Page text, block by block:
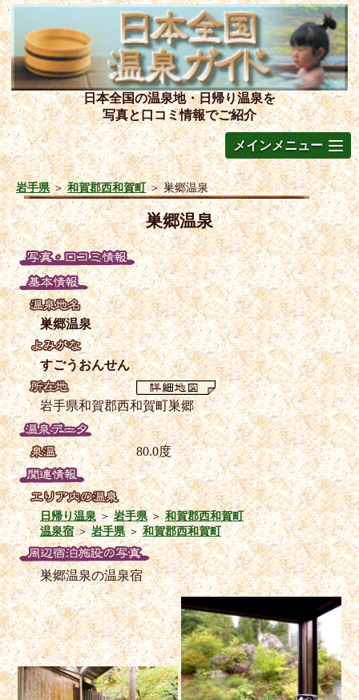
日本全国の温泉地・日帰り温泉を
写真と口コミ情報でご紹介
メインメニュー
岩手県＞和賀郡西和賀町＞巣郷温泉
巣郷温泉
巣郷温泉
すごうおんせん
岩手県和賀郡西和賀町巣郷
80.0度
日帰り温泉＞岩手県＞和賀郡西和賀町
温泉宿＞岩手県＞和賀郡西和賀町
巣郷温泉の温泉宿